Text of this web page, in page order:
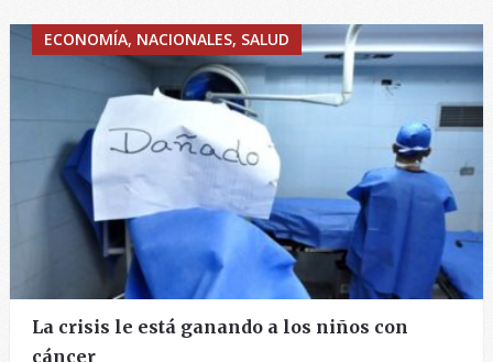
ECONOMÍA, NACIONALES, SALUD
La crisis le está ganando a los niños con
cáncer